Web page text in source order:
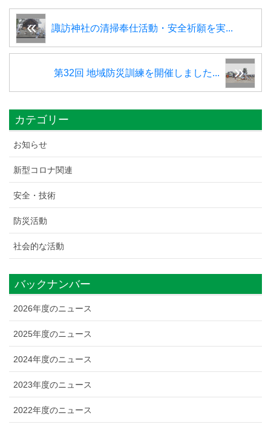
諏訪神社の清掃奉仕活動・安全祈願を実...
第32回 地域防災訓練を開催しました...
カテゴリー
お知らせ
新型コロナ関連
安全・技術
防災活動
社会的な活動
バックナンバー
2026年度のニュース
2025年度のニュース
2024年度のニュース
2023年度のニュース
2022年度のニュース